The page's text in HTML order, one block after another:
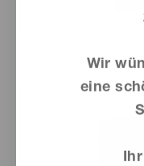
Wir
eine